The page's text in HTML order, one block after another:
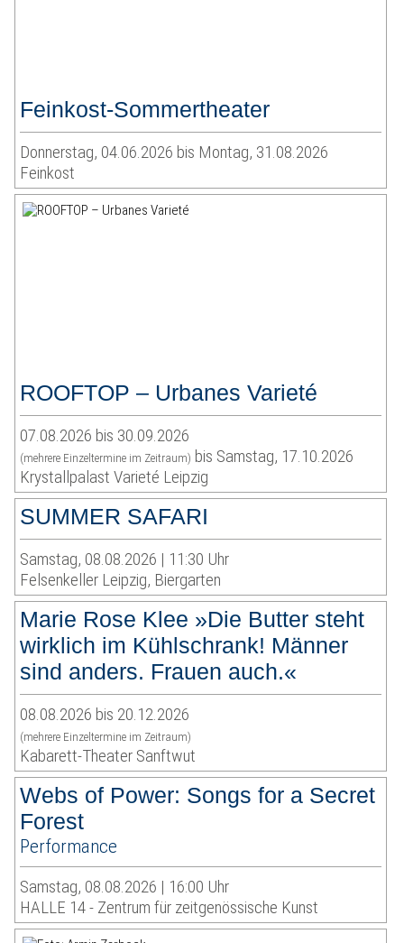
Feinkost-Sommertheater
Donnerstag, 04.06.2026 bis Montag, 31.08.2026
Feinkost
ROOFTOP – Urbanes Varieté
07.08.2026 bis 30.09.2026
(mehrere Einzeltermine im Zeitraum) bis Samstag, 17.10.2026
Krystallpalast Varieté Leipzig
SUMMER SAFARI
Samstag, 08.08.2026 | 11:30 Uhr
Felsenkeller Leipzig, Biergarten
Marie Rose Klee »Die Butter steht
wirklich im Kühlschrank! Männer
sind anders. Frauen auch.«
08.08.2026 bis 20.12.2026
(mehrere Einzeltermine im Zeitraum)
Kabarett-Theater Sanftwut
Webs of Power: Songs for a Secret
Forest
Performance
Samstag, 08.08.2026 | 16:00 Uhr
HALLE 14 - Zentrum für zeitgenössische Kunst